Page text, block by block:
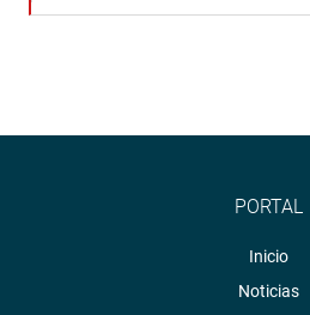
PORTAL
Inicio
Noticias